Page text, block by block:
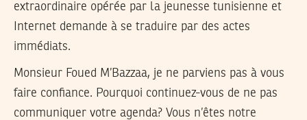
extraordinaire opérée par la jeunesse tunisienne et
Internet demande à se traduire par des actes
immédiats.
Monsieur Foued M’Bazzaa, je ne parviens pas à vous
faire confiance. Pourquoi continuez-vous de ne pas
communiquer votre agenda? Vous n’êtes notre